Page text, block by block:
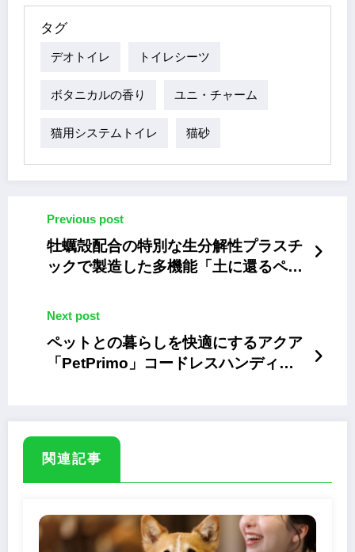
タグ
デオトイレ トイレシーツ
ボタニカルの香り ユニ・チャーム
猫用システムトイレ 猫砂
Previous post
牡蠣殻配合の特別な生分解性プラスチ
ックで製造した多機能「土に還るペッ
Next post
ペットとの暮らしを快適にするアクア
「PetPrimo」コードレスハンディク
関連記事